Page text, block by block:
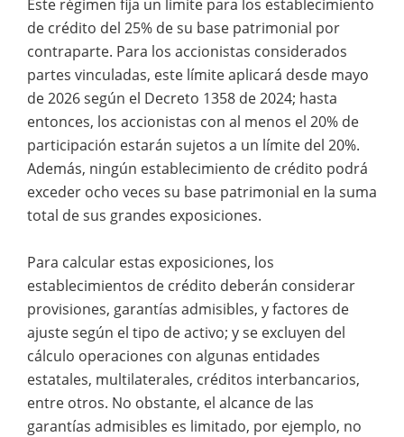
Este régimen fija un límite para los establecimiento
de crédito del 25% de su base patrimonial por
contraparte. Para los accionistas considerados
partes vinculadas, este límite aplicará desde mayo
de 2026 según el Decreto 1358 de 2024; hasta
entonces, los accionistas con al menos el 20% de
participación estarán sujetos a un límite del 20%.
Además, ningún establecimiento de crédito podrá
exceder ocho veces su base patrimonial en la suma
total de sus grandes exposiciones.
Para calcular estas exposiciones, los
establecimientos de crédito deberán considerar
provisiones, garantías admisibles, y factores de
ajuste según el tipo de activo; y se excluyen del
cálculo operaciones con algunas entidades
estatales, multilaterales, créditos interbancarios,
entre otros. No obstante, el alcance de las
garantías admisibles es limitado, por ejemplo, no